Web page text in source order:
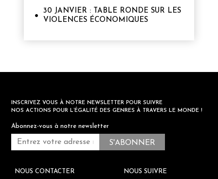
30 JANVIER : TABLE RONDE SUR LES
VIOLENCES ÉCONOMIQUES
INSCRIVEZ VOUS À NOTRE NEWSLETTER POUR SUIVRE
NOS ACTIONS POUR L’ÉGALITÉ DES GENRES À TRAVERS LE MONDE !
Abonnez-vous à notre newsletter
NOUS CONTACTER NOUS SUIVRE